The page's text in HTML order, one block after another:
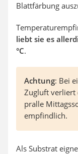
Blattfärbung
liebt sie es
°C.
Achtung: Bei
Zugluft verliert
pralle
empfindlich.
Als Substrat